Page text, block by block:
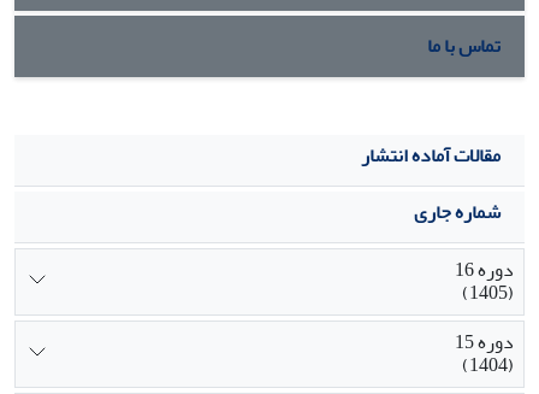
تماس با ما
مقالات آماده انتشار
شماره جاری
دوره 16
(1405)
دوره 15
(1404)